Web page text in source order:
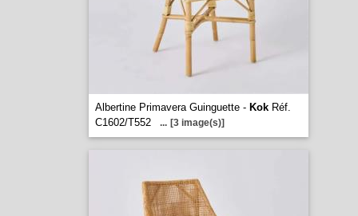
Albertine Primavera Guinguette - KokRéf.
C1602/T552
... [3 image(s)]